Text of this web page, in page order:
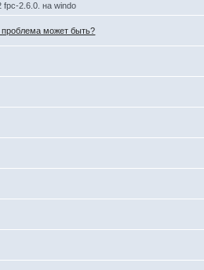
fpc-2.6.0. на windo
может быть?